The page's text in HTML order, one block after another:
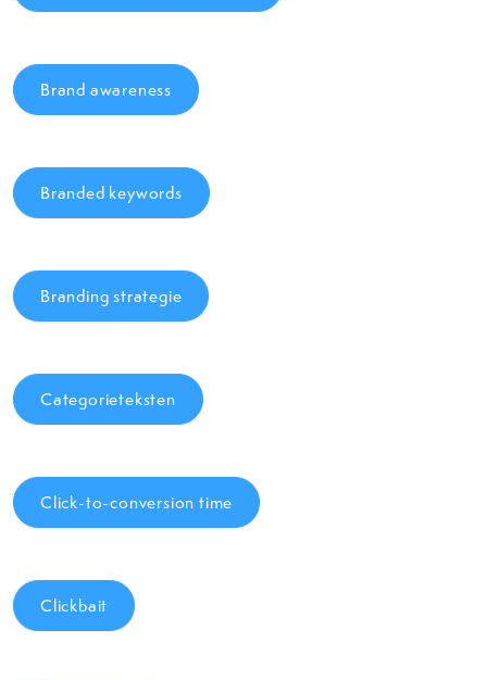
Brand awareness
Branded keywords
Branding strategie
Categorieteksten
Click-to-conversion time
Clickbait